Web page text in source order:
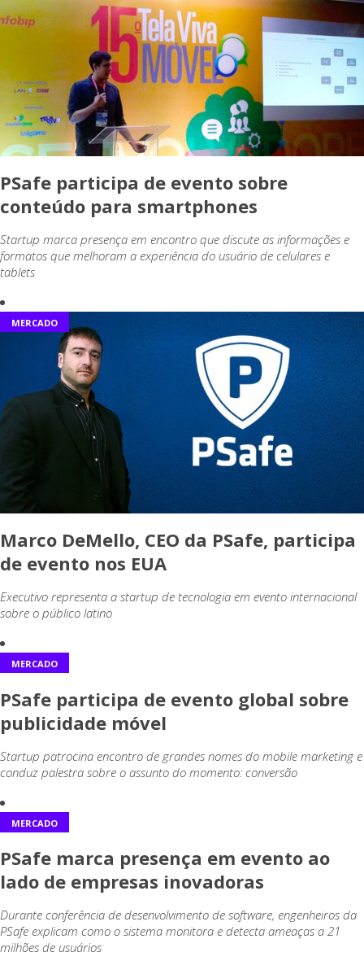
PSafe participa de evento sobre
conteúdo para smartphones
Startup marca presença em encontro que discute as informações e
formatos que melhoram a experiência do usuário de celulares e
tablets
MERCADO
Marco DeMello, CEO da PSafe, participa
de evento nos EUA
Executivo representa a startup de tecnologia em evento internacional
sobre o público latino
MERCADO
PSafe participa de evento global sobre
publicidade móvel
Startup patrocina encontro de grandes nomes do mobile marketing e
conduz palestra sobre o assunto do momento: conversão
MERCADO
PSafe marca presença em evento ao
lado de empresas inovadoras
Durante conferência de desenvolvimento de software, engenheiros da
PSafe explicam como o sistema monitora e detecta ameaças a 21
milhões de usuários